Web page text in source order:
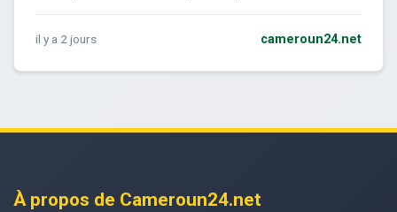
il y a 2 jours cameroun24.net
À propos de Cameroun24.net